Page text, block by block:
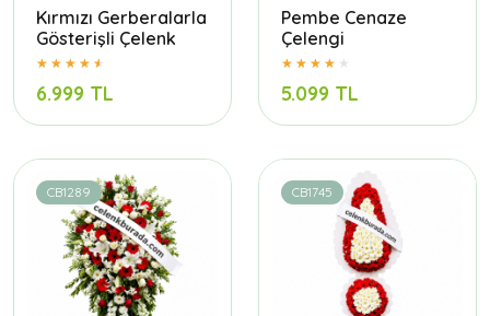
Kırmızı Gerberalarla
Gösterişli Çelenk
6.999 TL
Pembe Cenaze
Çelengi
5.099 TL
CB1289 CB1745